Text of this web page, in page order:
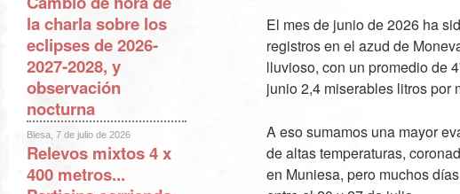
El mes de junio de 2026 ha
registros en el azud de
lluvioso, con un promedio de
junio 2,4 miserables litros por
A eso sumamos una mayor
de altas temperaturas,
en Muniesa, pero muchos
la charla sobre los
eclipses de 2026-
2027-2028, y
observación
nocturna
Blesa, 7 de julio de 2026
Relevos mixtos 4 x
400 metros...